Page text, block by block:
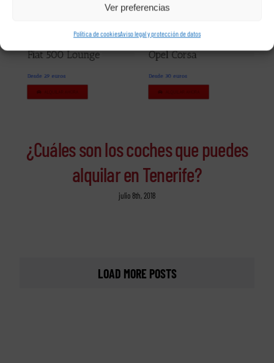
Ver preferencias
Política de cookiesAviso legal y protección de datos
¿Cuáles son los coches que puedes
alquilar en Tenerife?
julio 8th, 2018
LOAD MORE POSTS